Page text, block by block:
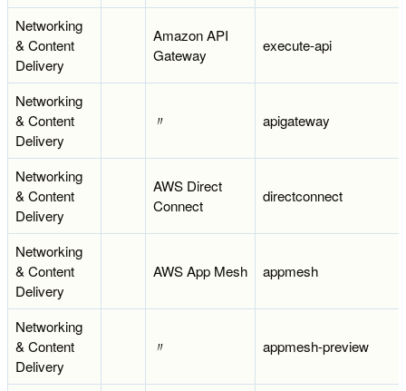
Networking
& Content
Delivery
Amazon API
Gateway
execute-api
Networking
& Content
Delivery
〃 apigateway
Networking
& Content
Delivery
AWS Direct
Connect
directconnect
Networking
& Content
Delivery
AWS App Mesh appmesh
Networking
& Content
Delivery
〃 appmesh-preview